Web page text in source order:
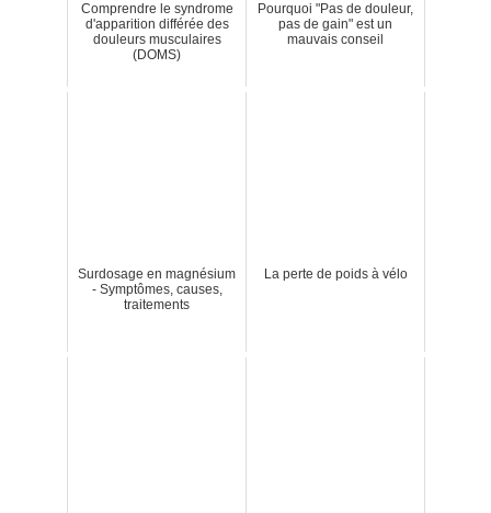
Comprendre le syndrome
d'apparition différée des
douleurs musculaires
(DOMS)
Pourquoi "Pas de douleur,
pas de gain" est un
mauvais conseil
Surdosage en magnésium
- Symptômes, causes,
traitements
La perte de poids à vélo